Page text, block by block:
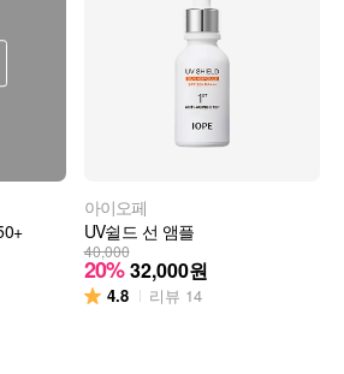
아이오페
UV쉴드 선 앰플
40,000
20% 32,000원
4.8 리뷰 14